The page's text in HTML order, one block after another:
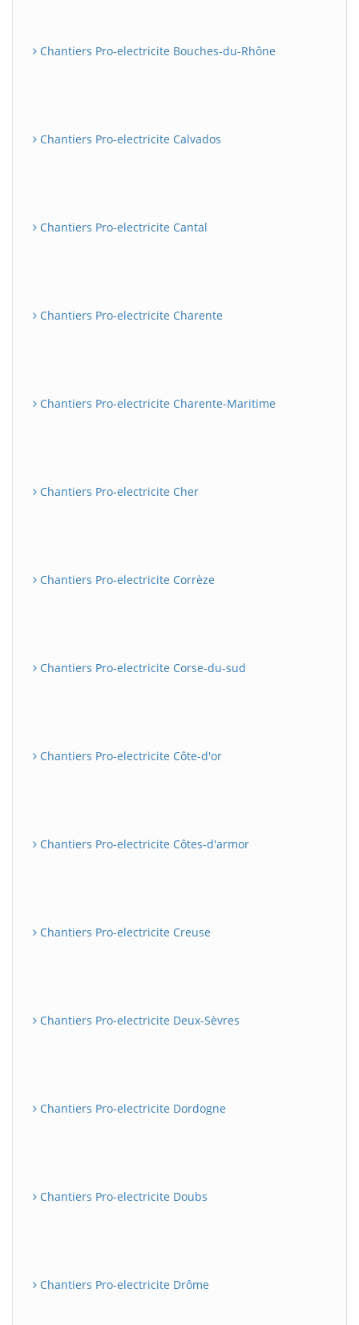
Chantiers Pro-electricite Bouches-du-Rhône
Chantiers Pro-electricite Calvados
Chantiers Pro-electricite Cantal
Chantiers Pro-electricite Charente
Chantiers Pro-electricite Charente-Maritime
Chantiers Pro-electricite Cher
Chantiers Pro-electricite Corrèze
Chantiers Pro-electricite Corse-du-sud
Chantiers Pro-electricite Côte-d'or
Chantiers Pro-electricite Côtes-d'armor
Chantiers Pro-electricite Creuse
Chantiers Pro-electricite Deux-Sèvres
Chantiers Pro-electricite Dordogne
Chantiers Pro-electricite Doubs
Chantiers Pro-electricite Drôme